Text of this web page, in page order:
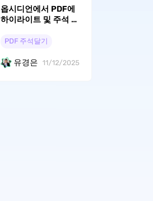
옵시디언에서 PDF에
하이라이트 및 주석 다
PDF 주석달기
유경은 11/12/2025